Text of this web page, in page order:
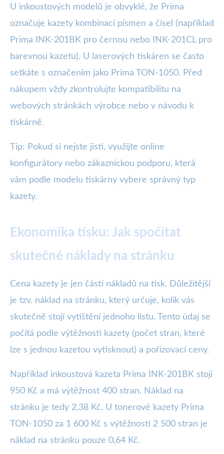
U inkoustových modelů je obvyklé, že Prima
označuje kazety kombinací písmen a čísel (například
Prima INK-201BK pro černou nebo INK-201CL pro
barevnou kazetu). U laserových tiskáren se často
setkáte s označením jako Prima TON-1050. Před
nákupem vždy zkontrolujte kompatibilitu na
webových stránkách výrobce nebo v návodu k
tiskárně.
Tip: Pokud si nejste jistí, využijte online
konfigurátory nebo zákaznickou podporu, která
vám podle modelu tiskárny vybere správný typ
kazety.
Ekonomika tisku: Jak spočítat
skutečné náklady na stránku
Cena kazety je jen částí nákladů na tisk. Důležitější
je tzv. náklad na stránku, který určuje, kolik vás
skutečně stojí vytištění jednoho listu. Tento údaj se
počítá podle výtěžnosti kazety (počet stran, které
lze s jednou kazetou vytisknout) a pořizovací ceny.
Například inkoustová kazeta Prima INK-201BK stojí
950 Kč a má výtěžnost 400 stran. Náklad na
stránku je tedy 2,38 Kč. U tonerové kazety Prima
TON-1050 za 1 600 Kč s výtěžností 2 500 stran je
náklad na stránku pouze 0,64 Kč.